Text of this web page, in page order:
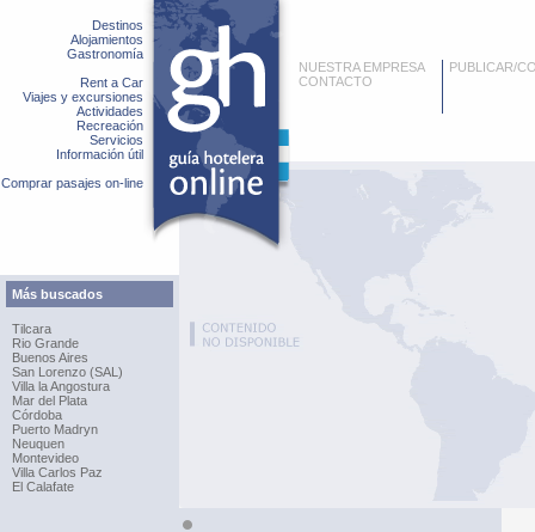
Destinos
Alojamientos
Gastronomía
Rent a Car
Viajes y excursiones
Actividades
Recreación
Servicios
Información útil
Comprar pasajes on-line
Más buscados
Tilcara
Rio Grande
Buenos Aires
San Lorenzo (SAL)
Villa la Angostura
Mar del Plata
Córdoba
Puerto Madryn
Neuquen
Montevideo
Villa Carlos Paz
El Calafate
NUESTRA EMPRESA
CONTACTO
PUBLICAR/